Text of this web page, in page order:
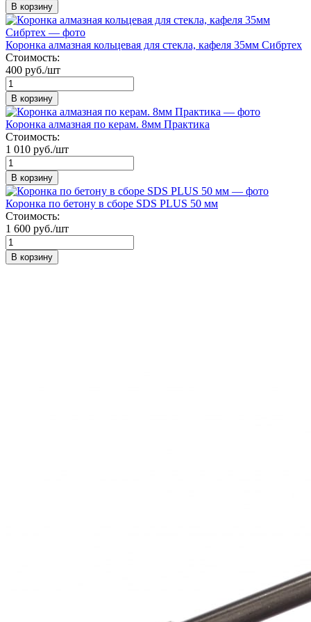
В корзину
Коронка алмазная кольцевая для стекла, кафеля 35мм Сибртех
Стоимость:
400 руб./шт
В корзину
Коронка алмазная по керам. 8мм Практика
Стоимость:
1 010 руб./шт
В корзину
Коронка по бетону в сборе SDS PLUS 50 мм
Стоимость:
1 600 руб./шт
В корзину